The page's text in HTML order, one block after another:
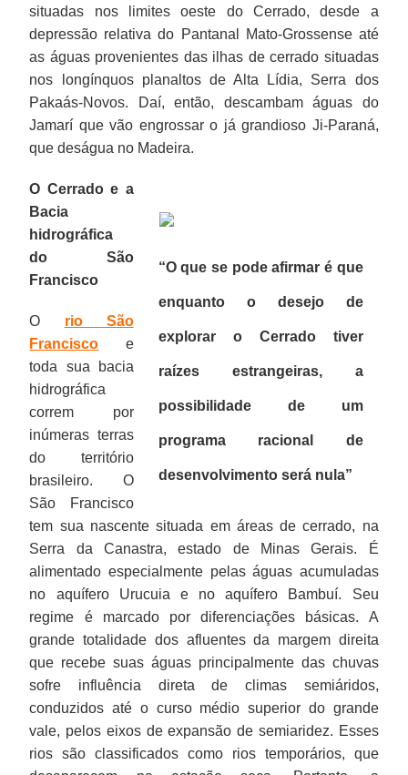
situadas nos limites oeste do Cerrado, desde a
depressão relativa do Pantanal Mato-Grossense até
as águas provenientes das ilhas de cerrado situadas
nos longínquos planaltos de Alta Lídia, Serra dos
Pakaás-Novos. Daí, então, descambam águas do
Jamarí que vão engrossar o já grandioso Ji-Paraná,
que deságua no Madeira.
“O que se pode afirmar é que
enquanto o desejo de
explorar o Cerrado tiver
raízes estrangeiras, a
possibilidade de um
programa racional de
desenvolvimento será nula”
O Cerrado e a
Bacia
hidrográfica
do São
Francisco
O rio São
Francisco e
toda sua bacia
hidrográfica
correm por
inúmeras terras
do território
brasileiro. O
São Francisco
tem sua nascente situada em áreas de cerrado, na
Serra da Canastra, estado de Minas Gerais. É
alimentado especialmente pelas águas acumuladas
no aquífero Urucuia e no aquífero Bambuí. Seu
regime é marcado por diferenciações básicas. A
grande totalidade dos afluentes da margem direita
que recebe suas águas principalmente das chuvas
sofre influência direta de climas semiáridos,
conduzidos até o curso médio superior do grande
vale, pelos eixos de expansão de semiaridez. Esses
rios são classificados como rios temporários, que